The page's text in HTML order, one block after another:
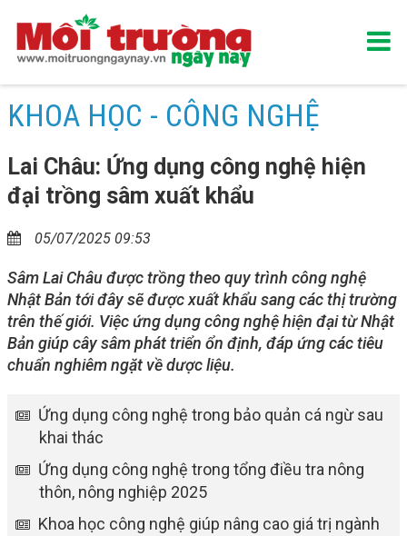
KHOA HỌC - CÔNG NGHỆ
Lai Châu: Ứng dụng công nghệ hiện
đại trồng sâm xuất khẩu
05/07/2025 09:53
Sâm Lai Châu được trồng theo quy trình công nghệ
Nhật Bản tới đây sẽ được xuất khẩu sang các thị trường
trên thế giới. Việc ứng dụng công nghệ hiện đại từ Nhật
Bản giúp cây sâm phát triển ổn định, đáp ứng các tiêu
chuẩn nghiêm ngặt về dược liệu.
Ứng dụng công nghệ trong bảo quản cá ngừ sau
khai thác
Ứng dụng công nghệ trong tổng điều tra nông
thôn, nông nghiệp 2025
Khoa học công nghệ giúp nâng cao giá trị ngành